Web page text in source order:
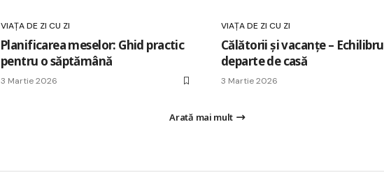
VIAȚA DE ZI CU ZI
Planificarea meselor: Ghid practic
pentru o săptămână
3 Martie 2026
VIAȚA DE ZI CU ZI
Călătorii și vacanțe – Echilibru
departe de casă
3 Martie 2026
Arată mai mult